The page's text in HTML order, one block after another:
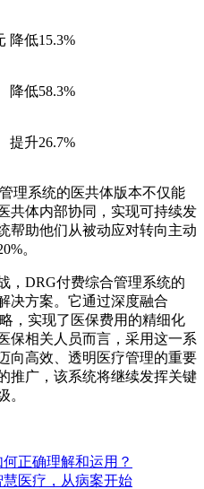
降低15.3%
降低58.3%
提升26.7%
理系统的医共体版本不仅能
共体内部协同，实现可持续发
帮助他们从被动应对转向主动
。
，DRG付费综合管理系统的
决方案。它通过深度融合
，实现了医保费用的精细化
保相关人员而言，采用这一系
向高效、透明医疗管理的重要
推广，该系统将继续发挥关键
。
正确理解和运用？
医疗，从病案开始